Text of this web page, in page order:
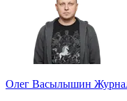
Олег Васылышин